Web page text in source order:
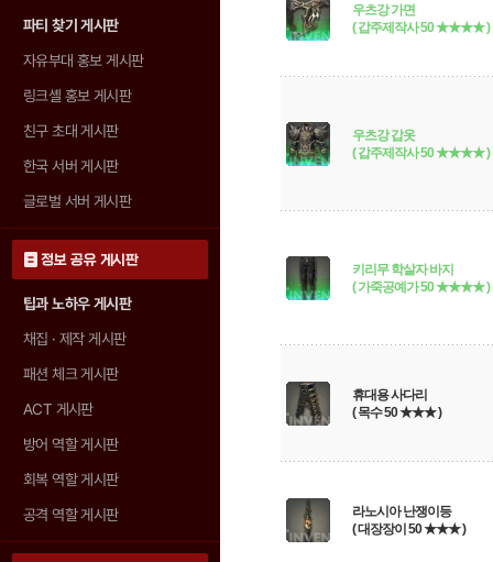
파티 찾기 게시판
자유부대 홍보 게시판
링크셸 홍보 게시판
친구 초대 게시판
한국 서버 게시판
글로벌 서버 게시판
정보 공유 게시판
팁과 노하우 게시판
채집 · 제작 게시판
패션 체크 게시판
ACT 게시판
방어 역할 게시판
회복 역할 게시판
공격 역할 게시판
우츠강 가면
( 갑주제작사 50 ★★★★ )
우츠강 갑옷
( 갑주제작사 50 ★★★★ )
키리무 학살자 바지
( 가죽공예가 50 ★★★★ )
휴대용 사다리
( 목수 50 ★★★ )
라노시아 난쟁이등
( 대장장이 50 ★★★ )